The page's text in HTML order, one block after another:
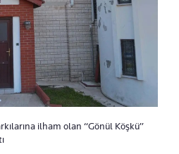
ilham olan “Gönül Köşkü”